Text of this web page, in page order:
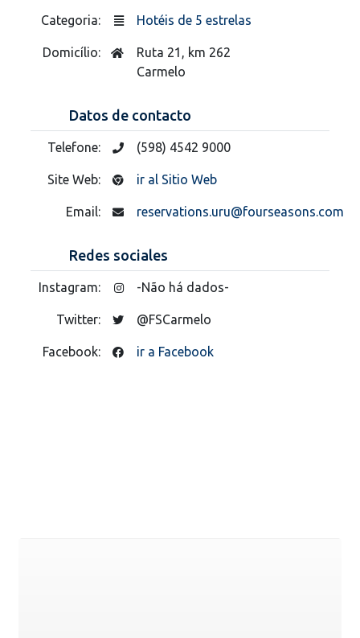
Categoria: Hotéis de 5 estrelas
Domicílio:
Ruta 21, km 262
Carmelo
Datos de contacto
Telefone: (598) 4542 9000
Site Web: ir al Sitio Web
Email: reservations.uru@fourseasons.com
Redes sociales
Instagram: -Não há dados-
Twitter: @FSCarmelo
Facebook: ir a Facebook